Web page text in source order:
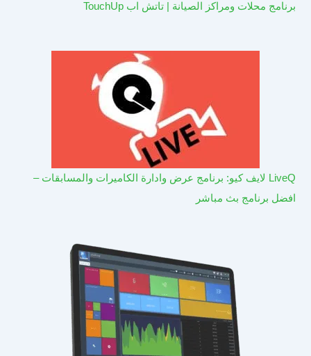
برنامج محلات ومراكز الصيانة | تاتش اب TouchUp
LiveQ لايف كيو: برنامج عرض وادارة الكاميرات والمسابقات –
افضل برنامج بث مباشر